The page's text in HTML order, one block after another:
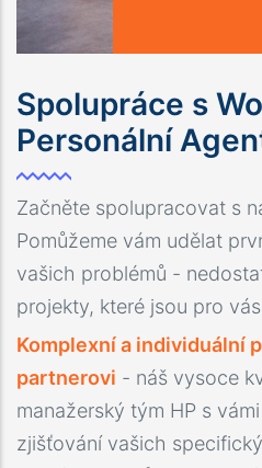
Spolupráce s
Personální
Začněte spolupracovat s
Pomůžeme vám udělat
vašich problémů -
projekty, které jsou pro
Komplexní a individuální
partnerovi - náš vysoce
manažerský tým HP s
zjišťování vašich